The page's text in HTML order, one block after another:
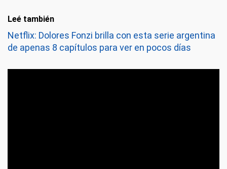
Leé también
Netflix: Dolores Fonzi brilla con esta serie argentina
de apenas 8 capítulos para ver en pocos días